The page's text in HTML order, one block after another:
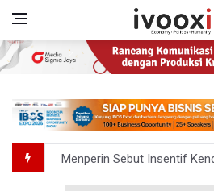
Menperin Sebut Insentif